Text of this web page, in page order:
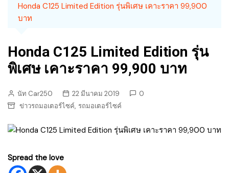
Honda C125 Limited Edition รุ่นพิเศษ เคาะราคา 99,900
บาท
Honda C125 Limited Edition รุ่น
พิเศษ เคาะราคา 99,900 บาท
นัท Car250 22 มีนาคม 2019
0
ข่าวรถมอเตอร์ไซค์, รถมอเตอร์ไซค์
Spread the love